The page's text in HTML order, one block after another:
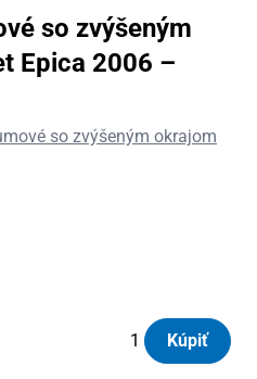
so zvýšeným
Epica 2006 –
so zvýšeným okrajom
Kúpiť